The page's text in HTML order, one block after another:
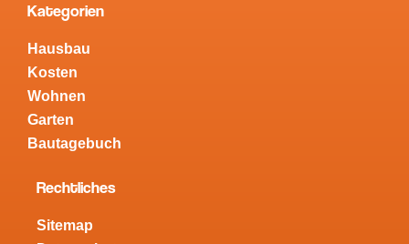
Kategorien
Hausbau
Kosten
Wohnen
Garten
Bautagebuch
Rechtliches
Sitemap